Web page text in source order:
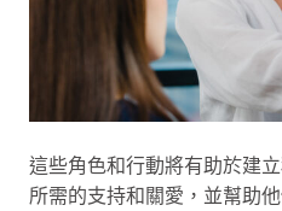
這些角色和行動將有助於建
所需的支持和關愛，並幫助